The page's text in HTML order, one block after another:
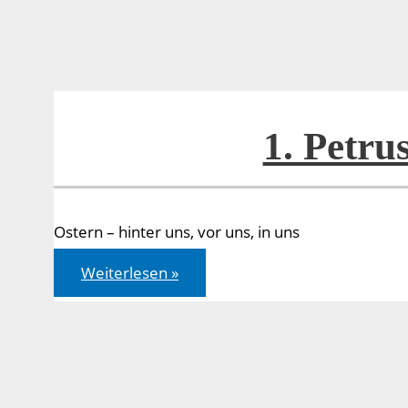
1.
Ostern – hinter uns, vor uns, in uns
1.
Petrus
1,3-
Weiterlesen »